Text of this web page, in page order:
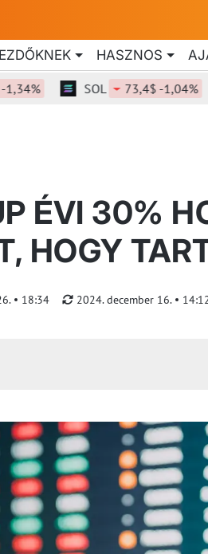
HASZNOS
SOL 73,4$ -1,04%
ÉVI 30%
HOGY
18:34 2024. december 16.